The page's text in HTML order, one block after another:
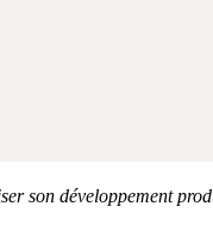
son développement